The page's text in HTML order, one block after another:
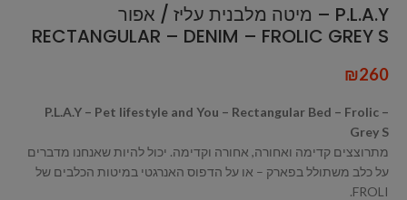
P.L.A.Y – מיטה מלבנית עליז / אפור
RECTANGULAR – DENIM – FROLIC GREY S
₪260
P.L.A.Y – Pet lifestyle and You – Rectangular Bed – Frolic –
Grey S
מתרוצצים קדימה ואחורה, אחורה וקדימה. יכול להיות שאנחנו מדברים
על כלב משתולל בפארק – או על הדפוס האנרגטי במיטות הכלבים של
FROLI.